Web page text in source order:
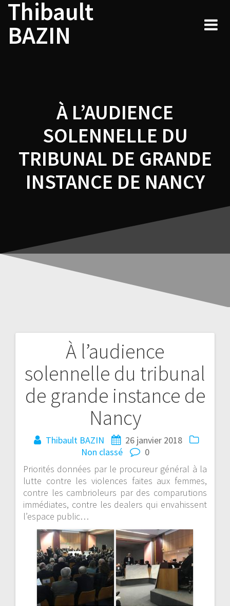
Skip
content
Thibault
BAZIN
À L’AUDIENCE
SOLENNELLE DU
TRIBUNAL DE GRANDE
INSTANCE DE NANCY
À l’audience
solennelle du tribunal
de grande instance de
Nancy
Thibault BAZIN
26 janvier 2018
Non classé
0
Priorités données par le procureur général à la
lutte contre les violences faites aux femmes,
contre les cambrioleurs par des comparutions
immédiates, contre les dealers qui envahissent
l’espace public…
Navigation
de